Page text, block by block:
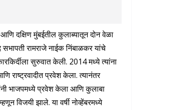
दक्षिण मुंबईतील कुलाब्यातून दोन वेळा
रामराजे नाईक निंबाळकर यांचे
सुरुवात केली. 2014 मध्ये त्यांना
राष्ट्रवादीत प्रवेश केला. त्यानंतर
भाजपमध्ये प्रवेश केला आणि कुलाबा
विजयी झाले. या वर्षी नोव्हेंबरमध्ये